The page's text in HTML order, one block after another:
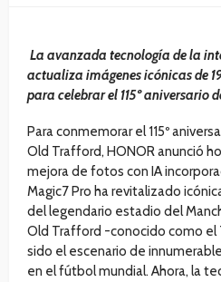
La avanzada tecnología de la
actualiza imágenes icónicas de
para celebrar el 115º aniversario
Para conmemorar el 115º
Old Trafford, HONOR anunció
mejora de fotos con IA
Magic7 Pro ha revitalizado
del legendario estadio del
Old Trafford -conocido como el
sido el escenario de
en el fútbol mundial. Ahora, la